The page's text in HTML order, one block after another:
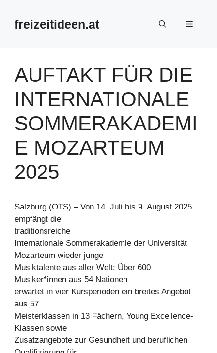
Inhalt
springenfreizeitideen.at Menü
AUFTAKT FÜR DIE
INTERNATIONALE
SOMMERAKADEMI
E MOZARTEUM
2025
Salzburg (OTS) – Von 14. Juli bis 9. August 2025
empfängt die
traditionsreiche
Internationale Sommerakademie der Universität
Mozarteum wieder junge
Musiktalente aus aller Welt: Über 600
Musiker*innen aus 54 Nationen
erwartet in vier Kursperioden ein breites Angebot
aus 57
Meisterklassen in 13 Fächern, Young Excellence-
Klassen sowie
Zusatzangebote zur Gesundheit und beruflichen